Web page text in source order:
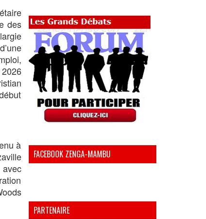
des
à
FACEBOOK ZENGA-MAMBU
PARTENAIRE